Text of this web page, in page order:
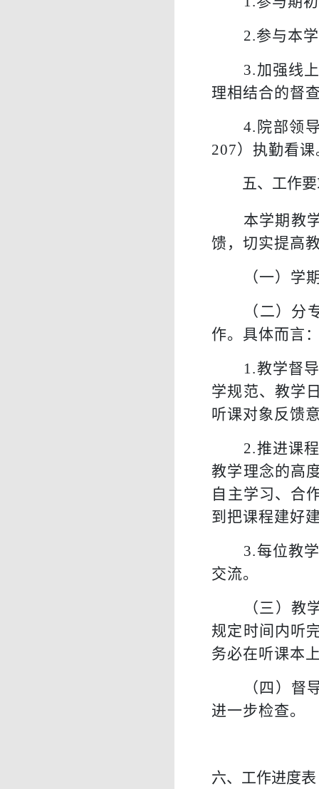
2.参与本
3.加强线
理相结合的督
4. 院部领
207）执勤看课
五、工作
本学期教
馈，切实提高
（一） 学
（ 二） 分
作。具体而言
1.教学督
学规范、教学
听课对象反馈
2.推进课
教学理念的高
自主学习、合
到把课程建好
3.每位教
交流。
（ 三 ） 教
规定时间内听
务必在听课本
（ 四 ） 督
进一步检查。
六、工作进度表